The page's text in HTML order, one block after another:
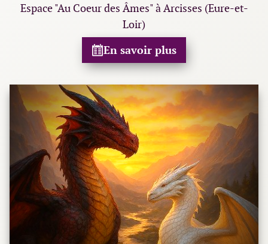
Espace "Au Coeur des Âmes" à Arcisses (Eure-et-
Loir)
En savoir plus